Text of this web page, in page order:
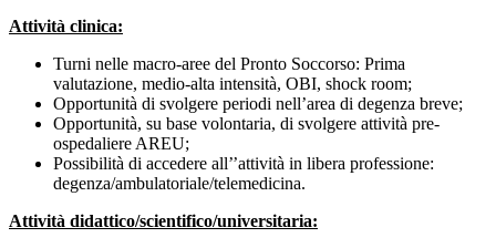
Attività clinica:
Turni nelle macro-aree del Pronto Soccorso: Prima
valutazione, medio-alta intensità, OBI, shock room;
Opportunità di svolgere periodi nell’area di degenza breve;
Opportunità, su base volontaria, di svolgere attività pre-
ospedaliere AREU;
Possibilità di accedere all’’attività in libera professione:
degenza/ambulatoriale/telemedicina.
Attività didattico/scientifico/universitaria: